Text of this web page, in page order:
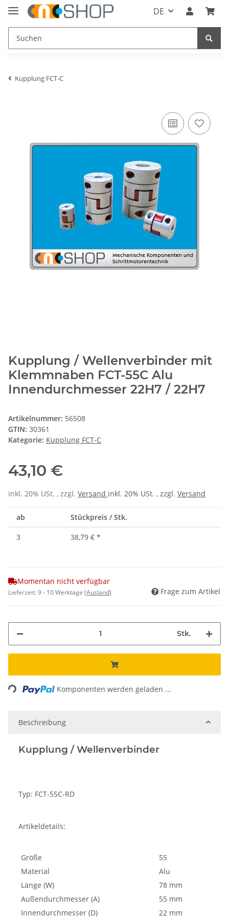
DE
Kupplung FCT-C
Kupplung / Wellenverbinder mit
Klemmnaben FCT-55C Alu
Innendurchmesser 22H7 / 22H7
Artikelnummer: 56508
GTIN: 30361
Kategorie: Kupplung FCT-C
43,10 €
inkl. 20% USt. , zzgl. Versand inkl. 20% USt. , zzgl. Versand
ab Stückpreis / Stk.
3 38,79 € *
Momentan nicht verfügbar
Lieferzeit:9 - 10 Werktage (Ausland) Frage zum Artikel
Stk.
Loading... Komponenten werden geladen ...
Beschreibung
Kupplung / Wellenverbinder
Typ: FCT-55C-RD
Artikeldetails:
Größe
55
Material
Alu
Länge (W)
78 mm
Außendurchmesser (A)
55 mm
Innendurchmesser (D)
22 mm